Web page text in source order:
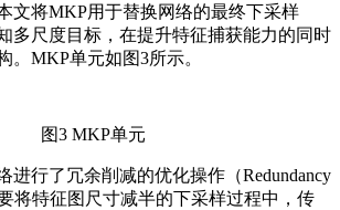
文将MKP用于替换网络的最终下采样
多尺度目标，在提升特征捕获能力的同时
。MKP单元如图3所示。
图3 MKP单元
进行了冗余削减的优化操作（Redundancy
将特征图尺寸减半的下采样过程中，传